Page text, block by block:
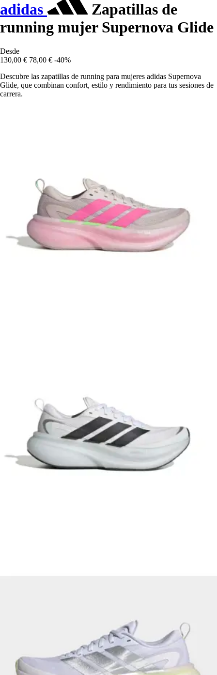
adidas
Zapatillas de
running mujer Supernova Glide
Desde
130,00 € 78,00 € -40%
Descubre las zapatillas de running para mujeres adidas Supernova
Glide, que combinan confort, estilo y rendimiento para tus sesiones de
carrera.